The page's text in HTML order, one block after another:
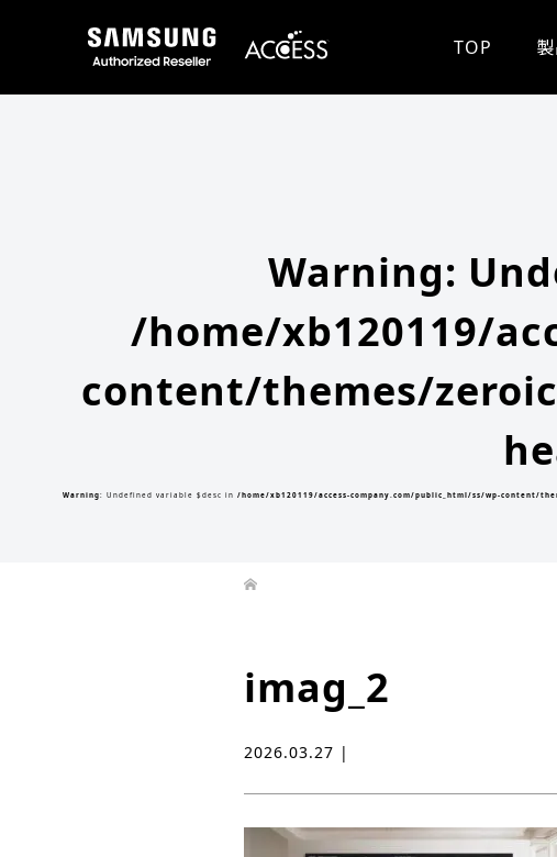
TOP
Warning:
/home/xb120119/
content/themes/
Warning: Undefined variable $desc in /home/xb120119/access-company.com/public_html/ss/wp-content/
imag_2
2026.03.27 |